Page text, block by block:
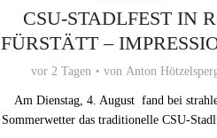
CSU-STADLFEST IN
FÜRSTÄTT –
vor 2 Tagen von Anton
Am Dienstag, 4. August fand bei
Sommerwetter das traditionelle CSU-